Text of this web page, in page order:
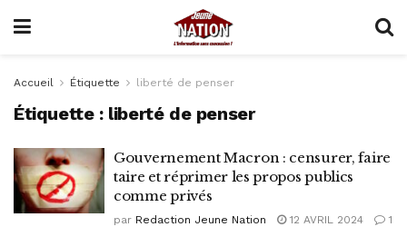
Accueil Étiquette liberté de penser
Étiquette : liberté de penser
Gouvernement Macron : censurer, faire
taire et réprimer les propos publics
comme privés
par Redaction Jeune Nation 12 AVRIL 2024 1